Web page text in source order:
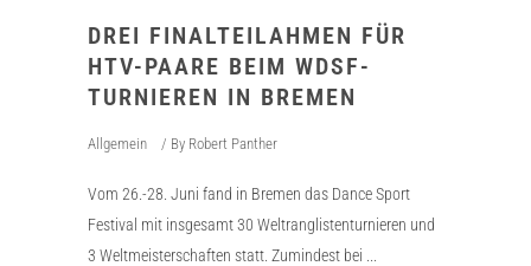
DREI FINALTEILAHMEN FÜR
HTV-PAARE BEIM WDSF-
TURNIEREN IN BREMEN
Allgemein By Robert Panther
Vom 26.-28. Juni fand in Bremen das Dance Sport
Festival mit insgesamt 30 Weltranglistenturnieren und
3 Weltmeisterschaften statt. Zumindest bei